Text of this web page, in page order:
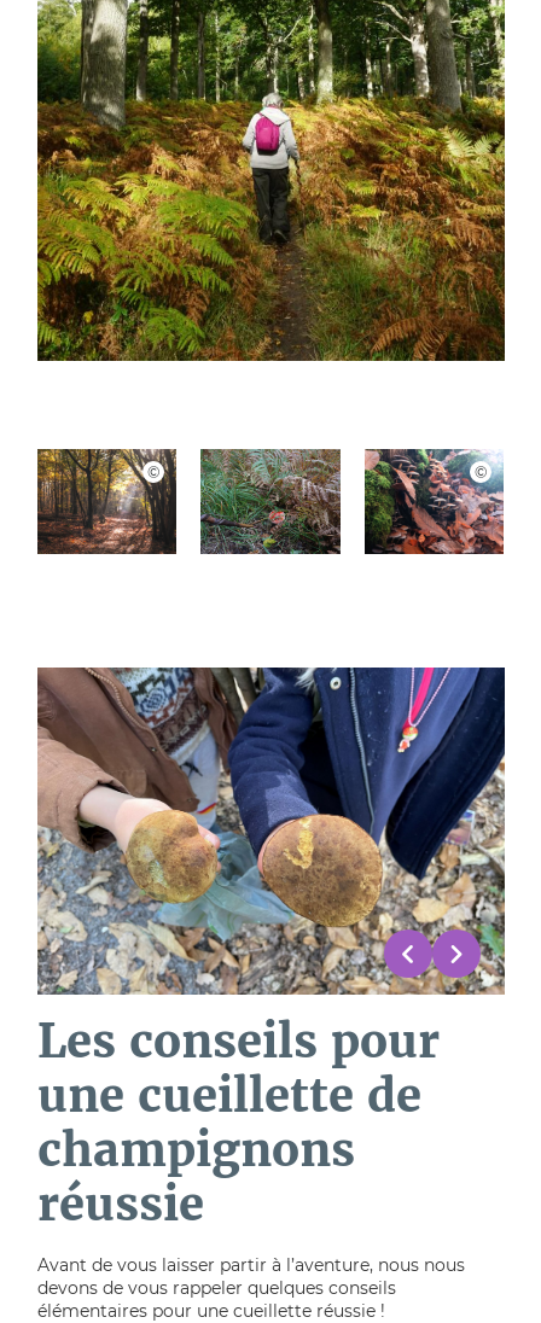
Les conseils pour
une cueillette de
champignons
réussie
Avant de vous laisser partir à l’aventure, nous nous
devons de vous rappeler quelques conseils
élémentaires pour une cueillette réussie !